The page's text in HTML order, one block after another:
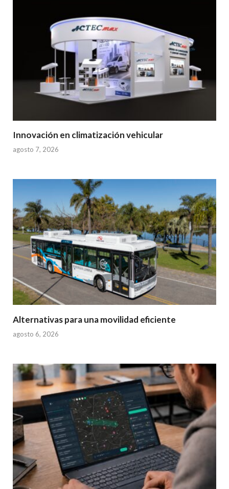
Innovación en climatización vehicular
agosto 7, 2026
Alternativas para una movilidad eficiente
agosto 6, 2026